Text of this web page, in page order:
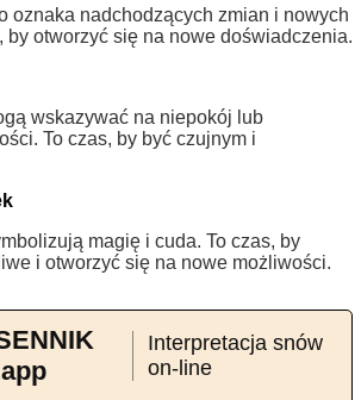
oznaka nadchodzących zmian i nowych
by otworzyć się na nowe doświadczenia.
wskazywać na niepokój lub
To czas, by być czujnym i
magię i cuda. To czas, by
i otworzyć się na nowe możliwości.
Interpretacja snów
on-line